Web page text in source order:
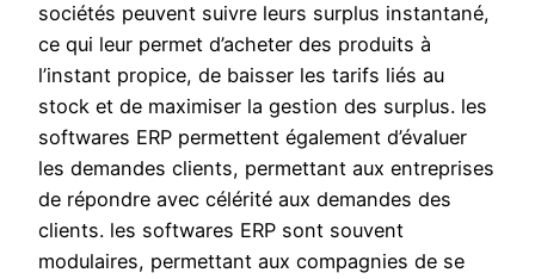
sociétés peuvent suivre leurs surplus instantané,
ce qui leur permet d’acheter des produits à
l’instant propice, de baisser les tarifs liés au
stock et de maximiser la gestion des surplus. les
softwares ERP permettent également d’évaluer
les demandes clients, permettant aux entreprises
de répondre avec célérité aux demandes des
clients. les softwares ERP sont souvent
modulaires, permettant aux compagnies de se